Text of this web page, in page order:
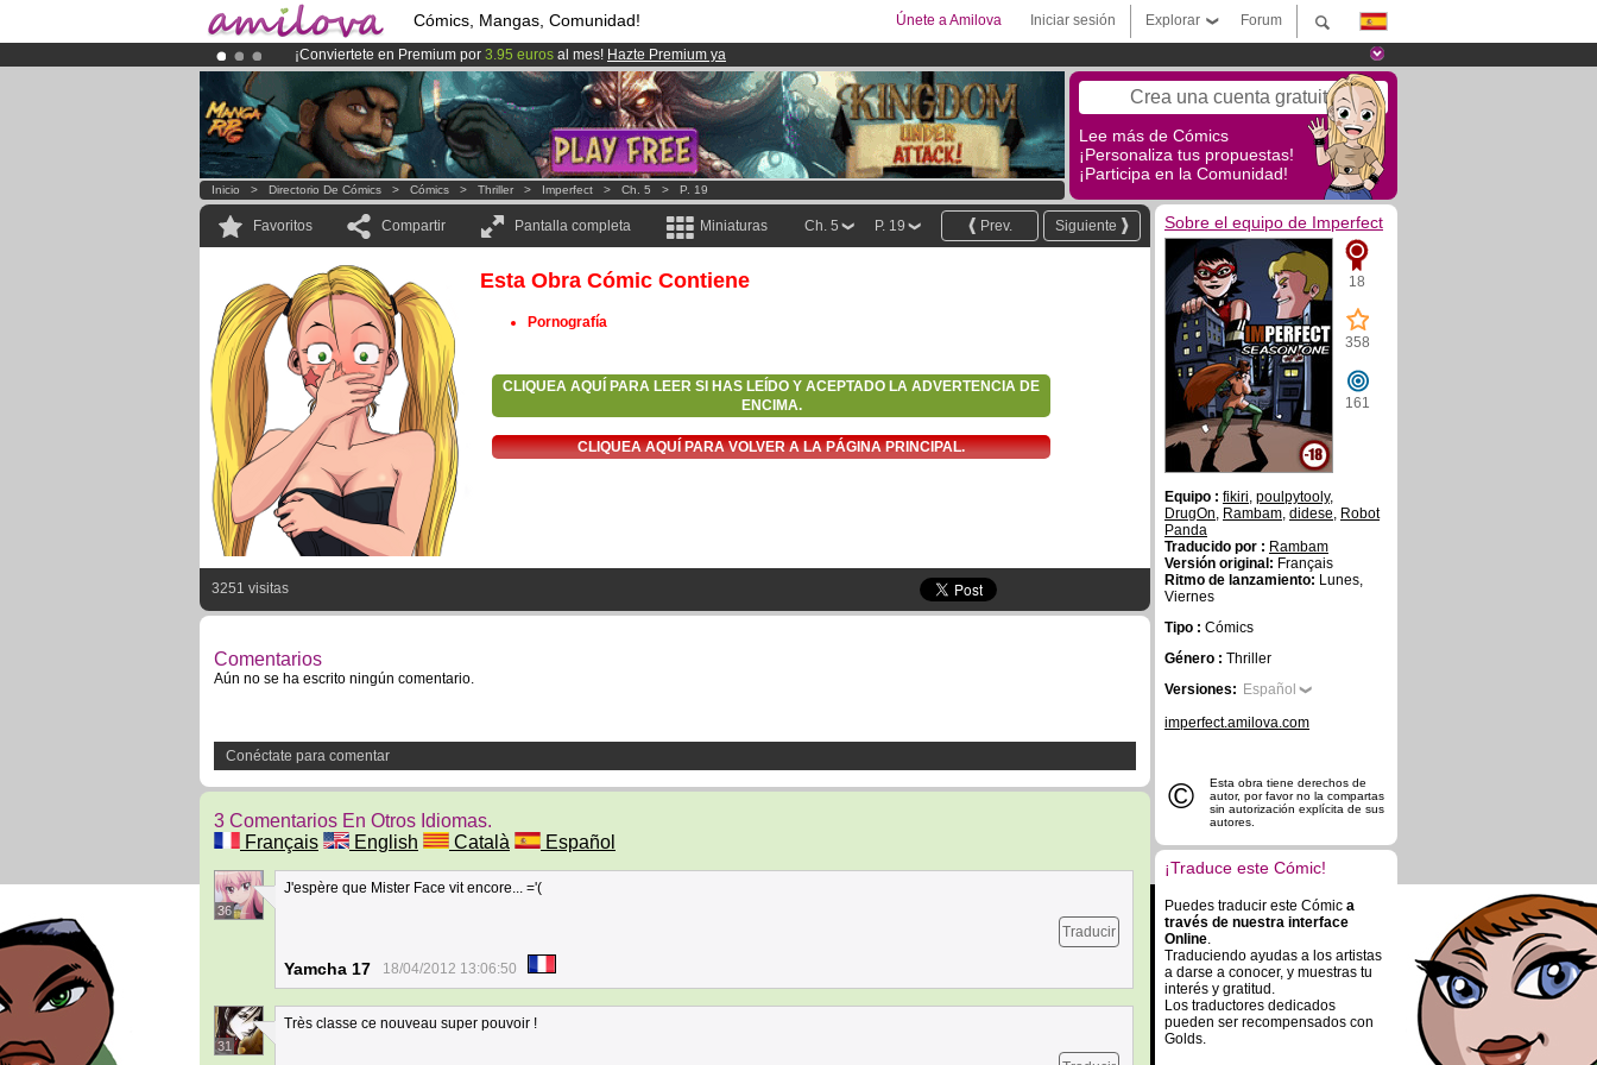
Cómics, Mangas, Comunidad! Forum
Explorar
Iniciar sesión
Únete a Amilova
¡Conviertete en Premium por 3.95 euros al mes! Hazte Premium ya
¡Ya tenemos 134393miembrosy 1208Cómics y Mangas!.
El Kickstarter Amilova está desormado lanzado!. Crea una cuenta gratuita
Lee más de Cómics
¡Personaliza tus propuestas!
¡Participa en la Comunidad!
Inicio > Directorio De Cómics > Cómics > Thriller > Imperfect > Ch. 5 > P. 19
Favoritos Compartir Pantalla completa Miniaturas Siguiente
Prev.
P. 19
Ch. 5
Esta Obra Cómic Contiene
Pornografía
CLIQUEA AQUÍ PARA LEER SI HAS LEÍDO Y ACEPTADO LA ADVERTENCIA DE
ENCIMA.
CLIQUEA AQUÍ PARA VOLVER A LA PÁGINA PRINCIPAL.
3251 visitas
Comentarios
Aún no se ha escrito ningún comentario.
Conéctate para comentar
3 Comentarios En Otros Idiomas.
Français
English Català Español
36
J'espère que Mister Face vit encore... ='(
Traducir
Yamcha 17 18/04/2012 13:06:50
31
Très classe ce nouveau super pouvoir !
Sobre el equipo de Imperfect
18
358
161
Equipo : fikiri, poulpytooly,
DrugOn, Rambam, didese, Robot
Panda
Traducido por : Rambam
Versión original: Français
Ritmo de lanzamiento: Lunes,
Viernes
Tipo : Cómics
Género : Thriller
Versiones: Español
imperfect.amilova.com
©
Esta obra tiene derechos de
autor, por favor no la compartas
sin autorización explícita de sus
autores.
¡Traduce este Cómic!
Puedes traducir este Cómic a
través de nuestra interface
Online.
Traduciendo ayudas a los artistas
a darse a conocer, y muestras tu
interés y gratitud.
Los traductores dedicados
pueden ser recompensados con
Golds.